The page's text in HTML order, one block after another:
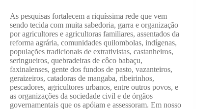
As pesquisas fortalecem a riquíssima rede que vem
sendo tecida com muita sabedoria, garra e organização
por agricultores e agricultoras familiares, assentados da
reforma agrária, comunidades quilombolas, indígenas,
populações tradicionais de extrativistas, castanheiros,
seringueiros, quebradeiras de côco babaçu,
faxinalenses, gente dos fundos de pasto, vazanteiros,
geraizeiros, catadoras de mangaba, ribeirinhos,
pescadores, agricultores urbanos, entre outros povos, e
as organizações da sociedade civil e de órgãos
governamentais que os apóiam e assessoram. Em nosso